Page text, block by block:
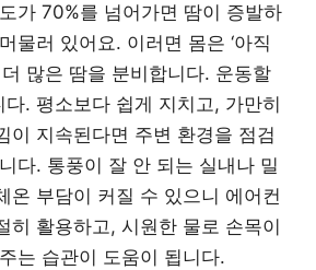
가 70%를 넘어가면 땀이 증발하
물러 있어요. 이러면 몸은 ‘아직
더 많은 땀을 분비합니다. 운동할
. 평소보다 쉽게 지치고, 가만히
이 지속된다면 주변 환경을 점검
다. 통풍이 잘 안 되는 실내나 밀
온 부담이 커질 수 있으니 에어컨
히 활용하고, 시원한 물로 손목이
는 습관이 도움이 됩니다.